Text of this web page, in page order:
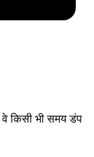
किसी भी समय डंप